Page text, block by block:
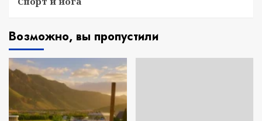
Возможно, вы пропустили